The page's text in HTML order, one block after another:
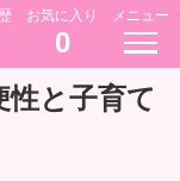
お気に入り
0
メニュー
と子育て